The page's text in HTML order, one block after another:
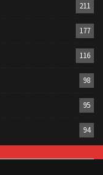
211
177
116
98
95
94